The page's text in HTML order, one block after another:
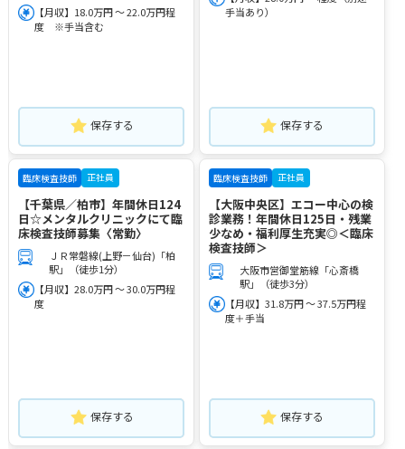
【月収】18.0万円 ～ 22.0万円程
度 ※手当含む
保存する
手当あり）
保存する
臨床検査技師 正社員
【千葉県／柏市】年間休日124
日☆メンタルクリニックにて臨
床検査技師募集〈常勤〉
ＪＲ常磐線(上野－仙台)「柏
駅」（徒歩1分）
【月収】28.0万円 ～ 30.0万円程
度
保存する
臨床検査技師 正社員
【大阪中央区】エコー中心の検
診業務！年間休日125日・残業
少なめ・福利厚生充実◎＜臨床
検査技師＞
大阪市営御堂筋線「心斎橋
駅」（徒歩3分）
【月収】31.8万円 ～ 37.5万円程
度＋手当
保存する